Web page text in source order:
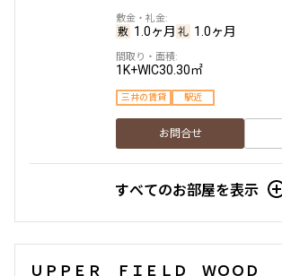
1.0ヶ月 1.0ヶ月
1K+WIC30.30㎡
三井の賃貸 駅近
お問合せ
すべてのお部屋を表示
ＵＰＰＥＲ ＦＩＥＬＤ ＷＯＯＤ